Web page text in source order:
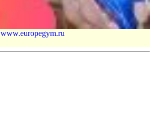
www.europegym.ru